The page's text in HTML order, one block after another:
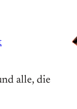
alle, die